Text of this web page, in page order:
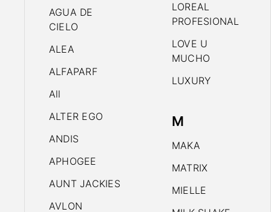
AGUA DE
CIELO
ALEA
ALFAPARF
All
ALTER EGO
ANDIS
APHOGEE
AUNT JACKIES
AVLON
LOREAL
PROFESIONAL
LOVE U
MUCHO
LUXURY
M
MAKA
MATRIX
MIELLE